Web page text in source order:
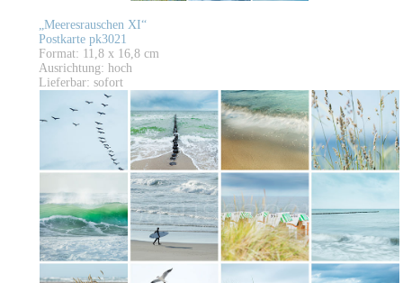
„Meeresrauschen XI“
Postkarte pk3021
Format: 11,8 x 16,8 cm
Ausrichtung: hoch
Lieferbar: sofort